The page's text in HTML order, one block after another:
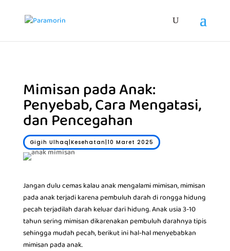
Mimisan pada Anak:
Penyebab, Cara Mengatasi,
dan Pencegahan
Gigih Ulhaq|Kesehatan|10 Maret 2025
Jangan dulu cemas kalau anak mengalami mimisan, mimisan
pada anak terjadi karena pembuluh darah di rongga hidung
pecah terjadilah darah keluar dari hidung. Anak usia 3-10
tahun sering mimisan dikarenakan pembuluh darahnya tipis
sehingga mudah pecah, berikut ini hal-hal menyebabkan
mimisan pada anak.